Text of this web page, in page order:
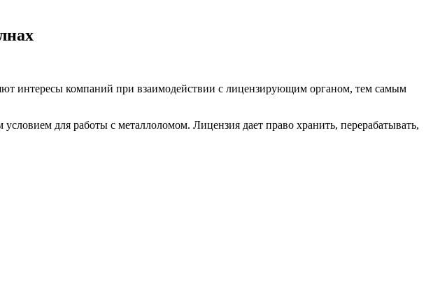
интересы компаний при взаимодействии с лицензирующим органом, тем самым
для работы с металлоломом. Лицензия дает право хранить, перерабатывать,